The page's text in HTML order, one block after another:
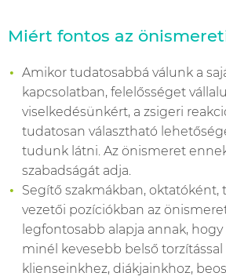
Miért fontos az
Amikor tudatosabbá válunk a
kapcsolatban, felelősséget
viselkedésünkért, a zsigeri
tudatosan választható
tudunk látni. Az önismeret
szabadságát adja.
Segítő szakmákban, oktatóként,
vezetői pozíciókban az
legfontosabb alapja annak,
minél kevesebb belső
klienseinkhez, diákjainkhoz,